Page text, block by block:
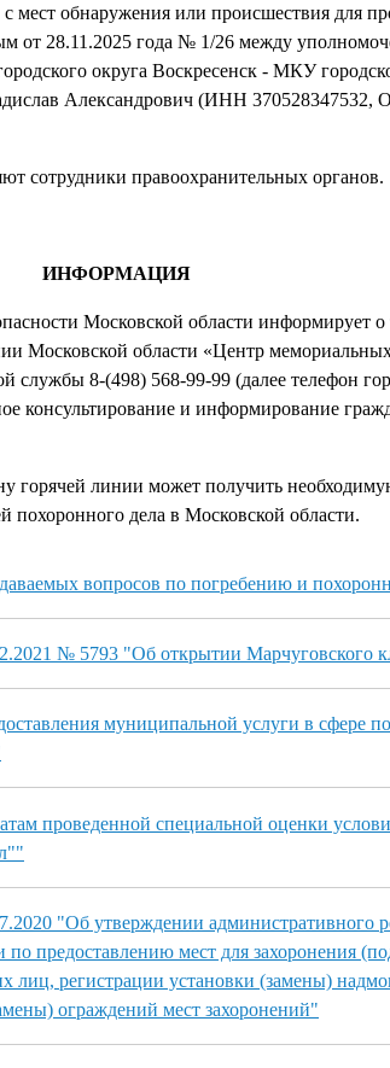
мест обнаружения или происшествия для
от 28.11.2025 года № 1/26 между
округа Воскресенск - МКУ
Александрович (ИНН
сотрудники правоохранительных органов.
ИНФОРМАЦИЯ
Московской области информирует о
Московской области «Центр
службы 8-(498) 568-99-99 (далее телефон
консультирование и информирование
горячей линии может получить
похоронного дела в Московской области.
вопросов по погребению и
№ 5793 "Об открытии Марчуговского
муниципальной услуги в сфере
проведенной специальной оценки
"Об утверждении административного
предоставлению мест для захоронения
лиц, регистрации установки (замены)
ограждений мест захоронений"